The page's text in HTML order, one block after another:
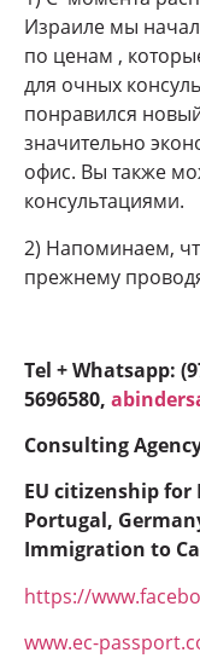
Израиле мы
по ценам ,
для очных
понравился
значительно
офис. Вы также
консультациями.
2) Напоминаем,
прежнему
Tel + Whatsapp:
5696580,
Consulting
EU citizenship
Portugal,
Immigration to
https://
www.ec-